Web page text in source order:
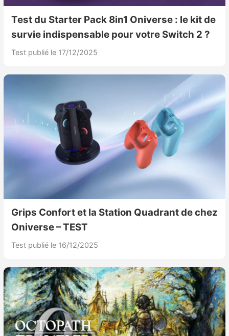
Test du Starter Pack 8in1 Oniverse : le kit de
survie indispensable pour votre Switch 2 ?
Test publié le 17/12/2025
Grips Confort et la Station Quadrant de chez
Oniverse – TEST
Test publié le 16/12/2025